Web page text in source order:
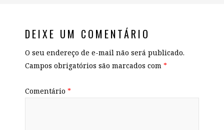
DEIXE UM COMENTÁRIO
O seu endereço de e-mail não será publicado.
Campos obrigatórios são marcados com *
Comentário *